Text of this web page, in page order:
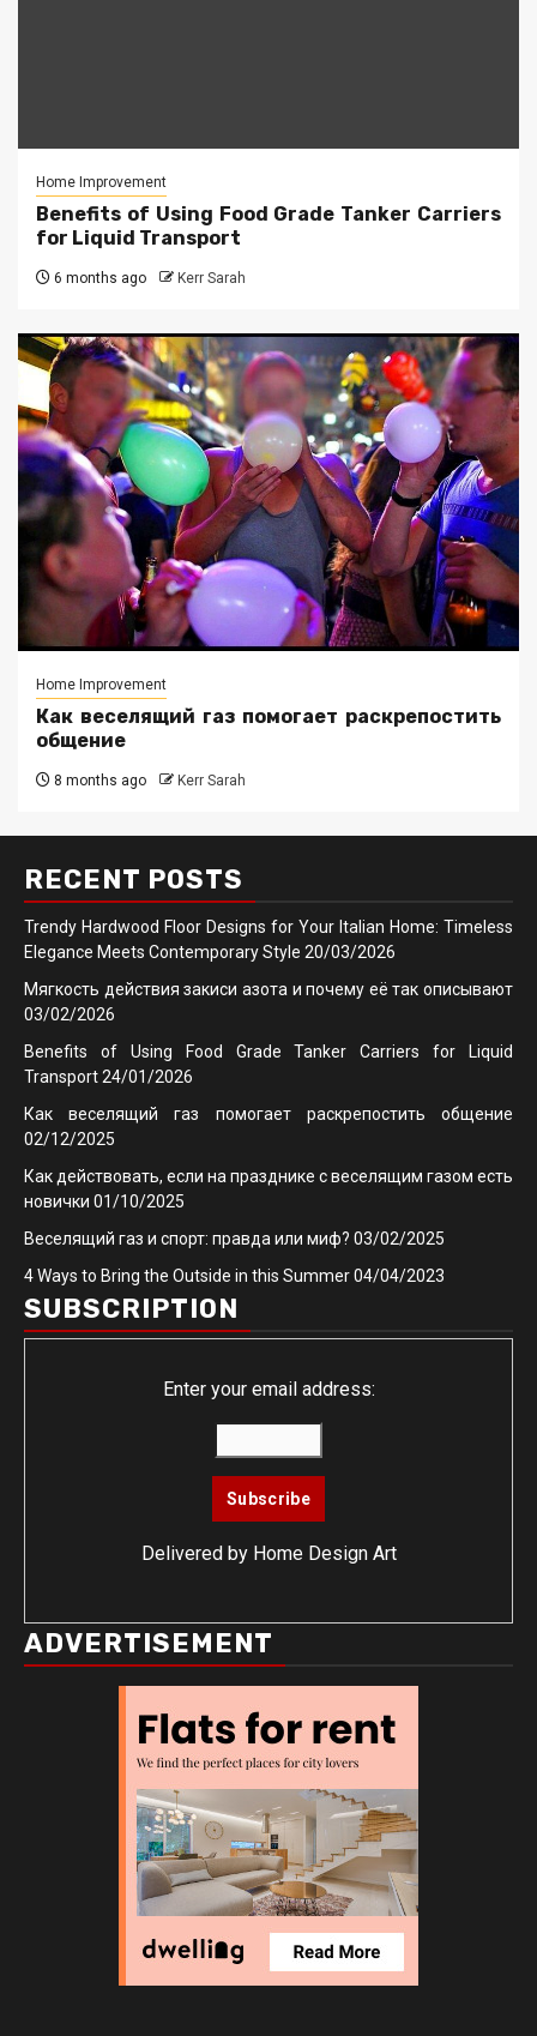
Home Improvement
Benefits of Using Food Grade Tanker Carriers
for Liquid Transport
6 months ago Kerr Sarah
Home Improvement
Как веселящий газ помогает раскрепостить
общение
8 months ago Kerr Sarah
RECENT POSTS
Trendy Hardwood Floor Designs for Your Italian Home: Timeless
Elegance Meets Contemporary Style 20/03/2026
Мягкость действия закиси азота и почему её так описывают
03/02/2026
Benefits of Using Food Grade Tanker Carriers for Liquid
Transport24/01/2026
Как веселящий газ помогает раскрепостить общение
02/12/2025
Как действовать, если на празднике с веселящим газом есть
новички 01/10/2025
Веселящий газ и спорт: правда или миф? 03/02/2025
4 Ways to Bring the Outside in this Summer04/04/2023
SUBSCRIPTION
Enter your email address:
Delivered by Home Design Art
ADVERTISEMENT